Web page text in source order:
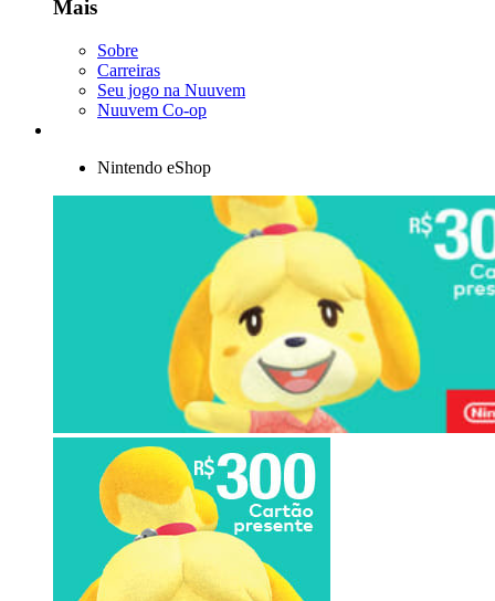
Mais
Sobre
Carreiras
Seu jogo na Nuuvem
Nuuvem Co-op
Nintendo eShop